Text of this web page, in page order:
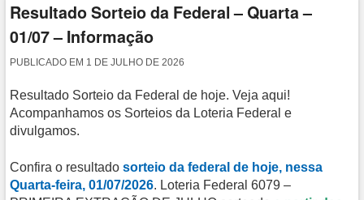
Resultado Sorteio da Federal – Quarta –
01/07 – Informação
PUBLICADO EM 1 DE JULHO DE 2026
Resultado Sorteio da Federal de hoje. Veja aqui!
Acompanhamos os Sorteios da Loteria Federal e
divulgamos.
Confira o resultadosorteio da federal de hoje, nessa
Quarta-feira, 01/07/2026. Loteria Federal 6079 –